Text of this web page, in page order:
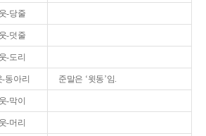
웃-당줄
웃-덧줄
웃-도리
-동아리 준말은 ‘윗동’임.
웃-막이
웃-머리